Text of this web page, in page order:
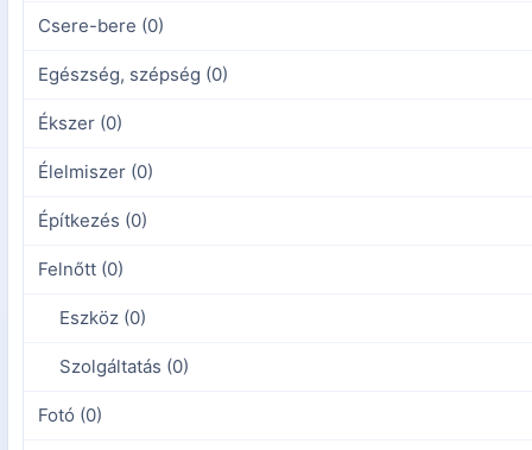
Csere-bere (0)
Egészség, szépség (0)
Ékszer (0)
Élelmiszer (0)
Építkezés (0)
Felnőtt (0)
Eszköz (0)
Szolgáltatás (0)
Fotó (0)